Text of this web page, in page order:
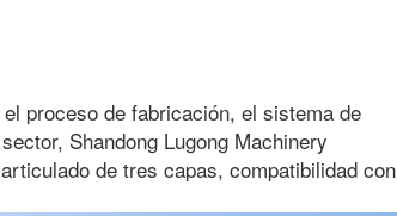
proceso de fabricación, el sistema de
Shandong Lugong Machinery
de tres capas, compatibilidad con